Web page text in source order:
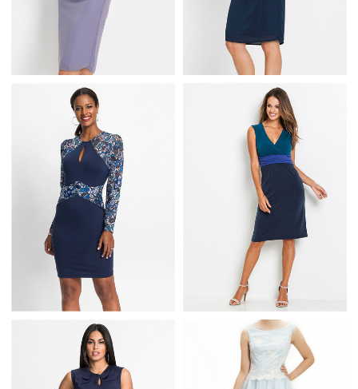
FIOLETOWA SUKIENKA
Z KAMIENIAMI W
DEKOLCIE
GRANATOWA
SUKIENKA Z
KAMIENIAMI W
DEKOLCIE
ELEGANCKA SUKIENKA
Z KORONKĄ W
RĘKAWACH I TALII
ELEGANCKA SUKIENKA
KOPERTOWA
GRANATOWA